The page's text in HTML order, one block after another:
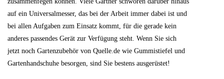
auf ein Universalmesser, das bei der Arbeit immer dabei ist und
bei allen Aufgaben zum Einsatz kommt, für die gerade kein
anderes passendes Gerät zur Verfügung steht. Wenn Sie sich
jetzt noch Gartenzubehör von Quelle.de wie Gummistiefel und
Gartenhandschuhe besorgen, sind Sie bestens ausgerüstet!